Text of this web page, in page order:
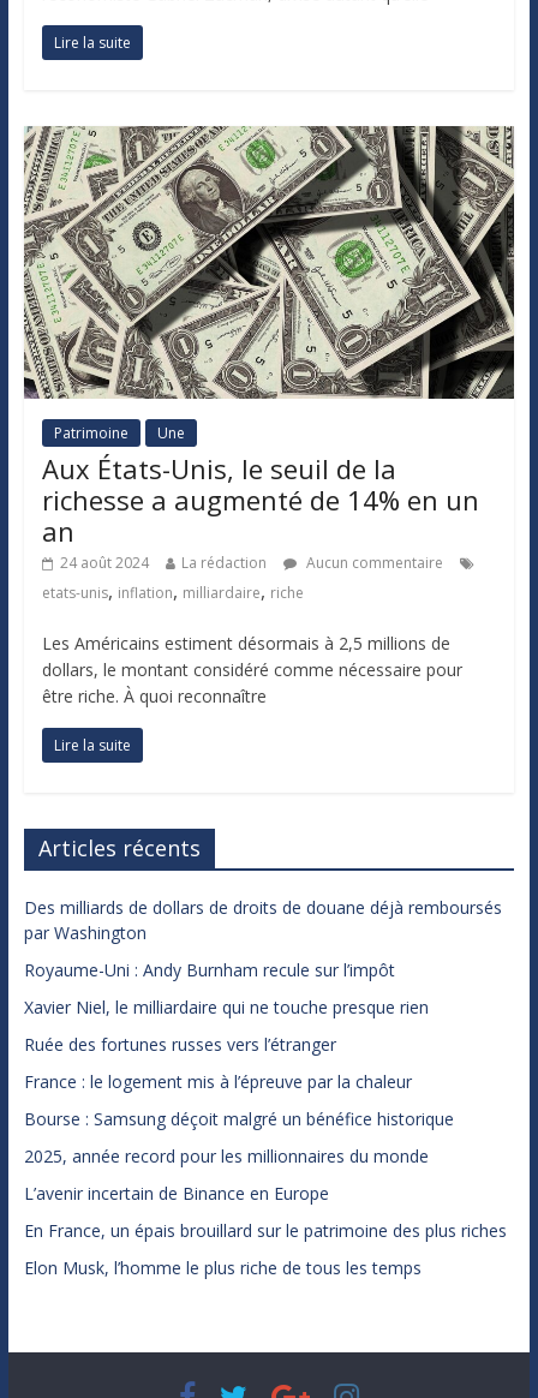
Lire la suite
Patrimoine Une
Aux États-Unis, le seuil de la
richesse a augmenté de 14% en un
an
24 août 2024 La rédaction
Aucun commentaire
etats-unis, inflation, milliardaire, riche
Les Américains estiment désormais à 2,5 millions de
dollars, le montant considéré comme nécessaire pour
être riche. À quoi reconnaître
Lire la suite
Articles récents
Des milliards de dollars de droits de douane déjà remboursés
par Washington
Royaume-Uni : Andy Burnham recule sur l’impôt
Xavier Niel, le milliardaire qui ne touche presque rien
Ruée des fortunes russes vers l’étranger
France : le logement mis à l’épreuve par la chaleur
Bourse : Samsung déçoit malgré un bénéfice historique
2025, année record pour les millionnaires du monde
L’avenir incertain de Binance en Europe
En France, un épais brouillard sur le patrimoine des plus riches
Elon Musk, l’homme le plus riche de tous les temps